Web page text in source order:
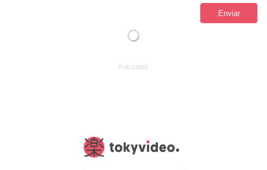
PUBLICIDAD